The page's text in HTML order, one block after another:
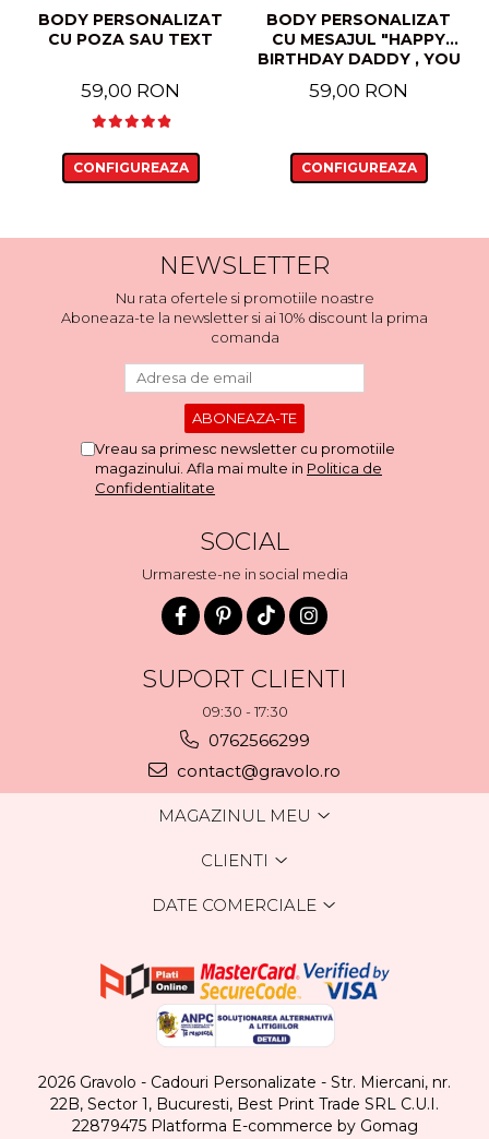
BODY PERSONALIZAT
CU POZA SAU TEXT
59,00 RON
CONFIGUREAZA
BODY PERSONALIZAT
CU MESAJUL "HAPPY
BIRTHDAY DADDY , YOU
59,00 RON
CONFIGUREAZA
NEWSLETTER
Nu rata ofertele si promotiile noastre
Aboneaza-te la newsletter si ai 10% discount la prima
comanda
Vreau sa primesc newsletter cu promotiile
magazinului. Afla mai multe in Politica de
Confidentialitate
SOCIAL
Urmareste-ne in social media
SUPORT CLIENTI
09:30 - 17:30
0762566299
contact@gravolo.ro
MAGAZINUL MEU
CLIENTI
DATE COMERCIALE
2026 Gravolo - Cadouri Personalizate - Str. Miercani, nr.
22B, Sector 1, Bucuresti, Best Print Trade SRL C.U.I.
22879475 Platforma E-commerce by Gomag